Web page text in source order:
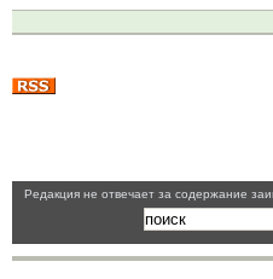
Pедакция не отвечает за содержание